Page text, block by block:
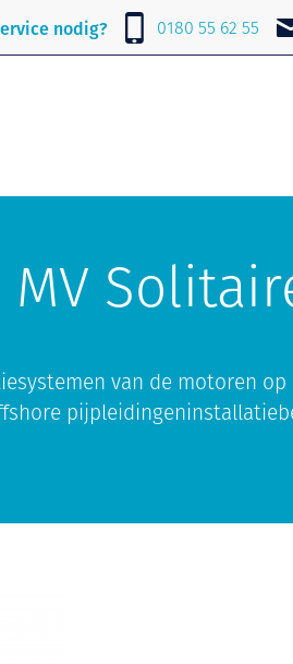
nodig? 0180 55 62 55
Contact
van de motoren